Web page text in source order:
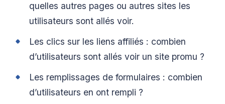
quelles autres pages ou autres sites les
utilisateurs sont allés voir.
Les clics sur les liens affiliés : combien
d’utilisateurs sont allés voir un site promu ?
Les remplissages de formulaires : combien
d’utilisateurs en ont rempli ?